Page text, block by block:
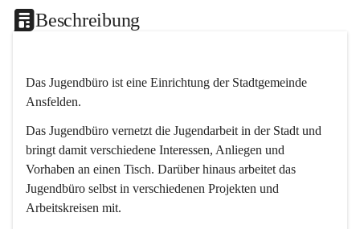
Beschreibung
Das Jugendbüro ist eine Einrichtung der Stadtgemeinde
Ansfelden.
Das Jugendbüro vernetzt die Jugendarbeit in der Stadt und
bringt damit verschiedene Interessen, Anliegen und
Vorhaben an einen Tisch. Darüber hinaus arbeitet das
Jugendbüro selbst in verschiedenen Projekten und
Arbeitskreisen mit.